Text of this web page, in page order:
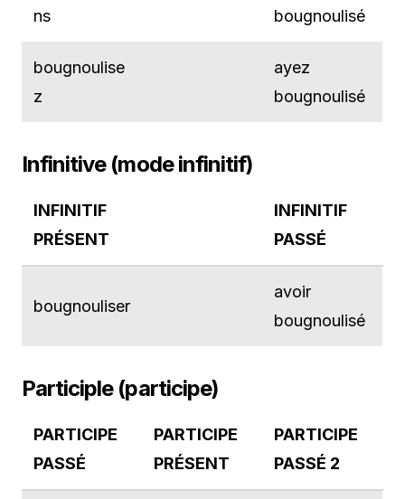
ns
bougnoulisé
bougnoulise
z
ayez
bougnoulisé
Infinitive (mode infinitif)
INFINITIF
PRÉSENT
INFINITIF
PASSÉ
bougnouliser
avoir
bougnoulisé
Participle (participe)
PARTICIPE
PASSÉ
PARTICIPE
PRÉSENT
PARTICIPE
PASSÉ 2